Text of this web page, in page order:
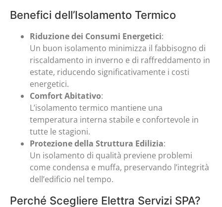
Benefici dell’Isolamento Termico
Riduzione dei Consumi Energetici:
Un buon isolamento minimizza il fabbisogno di
riscaldamento in inverno e di raffreddamento in
estate, riducendo significativamente i costi
energetici.
Comfort Abitativo:
L’isolamento termico mantiene una
temperatura interna stabile e confortevole in
tutte le stagioni.
Protezione della Struttura Edilizia:
Un isolamento di qualità previene problemi
come condensa e muffa, preservando l’integrità
dell’edificio nel tempo.
Perché Scegliere Elettra Servizi SPA?